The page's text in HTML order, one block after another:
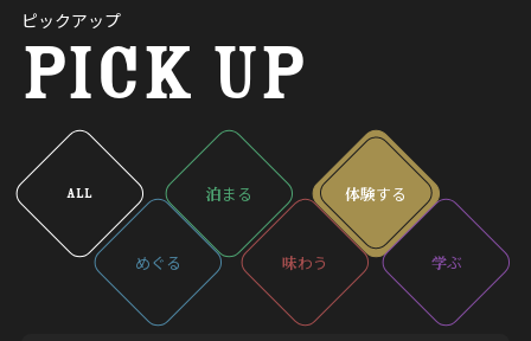
ピックアップ
PICK UP
ALL 泊まる 体験する
めぐる 味わう 学ぶ